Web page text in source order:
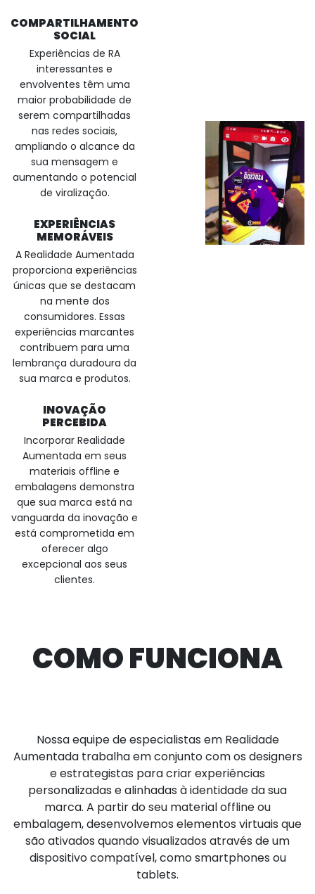
COMPARTILHAMENTO
SOCIAL
Experiências de RA
interessantes e
envolventes têm uma
maior probabilidade de
serem compartilhadas
nas redes sociais,
ampliando o alcance da
sua mensagem e
aumentando o potencial
de viralização.
EXPERIÊNCIAS
MEMORÁVEIS
A Realidade Aumentada
proporciona experiências
únicas que se destacam
na mente dos
consumidores. Essas
experiências marcantes
contribuem para uma
lembrança duradoura da
sua marca e produtos.
INOVAÇÃO
PERCEBIDA
Incorporar Realidade
Aumentada em seus
materiais offline e
embalagens demonstra
que sua marca está na
vanguarda da inovação e
está comprometida em
oferecer algo
excepcional aos seus
clientes.
COMO FUNCIONA
Nossa equipe de especialistas em Realidade
Aumentada trabalha em conjunto com os designers
e estrategistas para criar experiências
personalizadas e alinhadas à identidade da sua
marca. A partir do seu material offline ou
embalagem, desenvolvemos elementos virtuais que
são ativados quando visualizados através de um
dispositivo compatível, como smartphones ou
tablets.